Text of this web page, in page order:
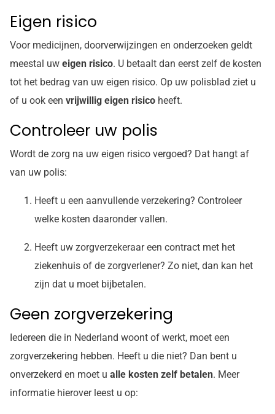
Eigen risico
Voor medicijnen, doorverwijzingen en onderzoeken geldt
meestal uw eigen risico. U betaalt dan eerst zelf de kosten
tot het bedrag van uw eigen risico. Op uw polisblad ziet u
of u ook een vrijwillig eigen risico heeft.
Controleer uw polis
Wordt de zorg na uw eigen risico vergoed? Dat hangt af
van uw polis:
Heeft u een aanvullende verzekering? Controleer
welke kosten daaronder vallen.
Heeft uw zorgverzekeraar een contract met het
ziekenhuis of de zorgverlener? Zo niet, dan kan het
zijn dat u moet bijbetalen.
Geen zorgverzekering
Iedereen die in Nederland woont of werkt, moet een
zorgverzekering hebben. Heeft u die niet? Dan bent u
onverzekerd en moet u alle kosten zelf betalen. Meer
informatie hierover leest u op: